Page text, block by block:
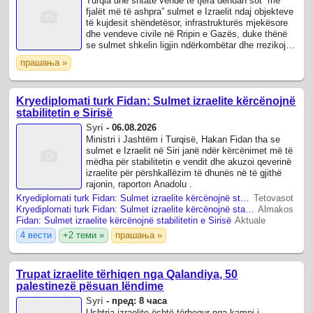
fjalët më të ashpra” sulmet e Izraelit ndaj objekteve
të kujdesit shëndetësor, infrastrukturës mjekësore
dhe vendeve civile në Rripin e Gazës, duke thënë
se sulmet shkelin ligjin ndërkombëtar dhe rrezikojnë
прашања »
Kryediplomati turk Fidan: Sulmet izraelite kërcënojnë
stabilitetin e Sirisë
Syri -06.08.2026
Ministri i Jashtëm i Turqisë, Hakan Fidan tha se
sulmet e Izraelit në Siri janë ndër kërcënimet më të
mëdha për stabilitetin e vendit dhe akuzoi qeverinë
izraelite për përshkallëzim të dhunës në të gjithë
rajonin, raporton Anadolu .
Kryediplomati turk Fidan: Sulmet izraelite kërcënojnë stabilitetin e Sirisë Tetovasot
Kryediplomati turk Fidan: Sulmet izraelite kërcënojnë stabilitetin e Sirisë Almakos
Fidan: Sulmet izraelite kërcënojnë stabilitetin e Sirisë Aktuale
4 вести
+2 теми » прашања »
Trupat izraelite tërhiqen nga Qalandiya, 50
palestinezë pësuan lëndime
Syri - пред: 8 часа